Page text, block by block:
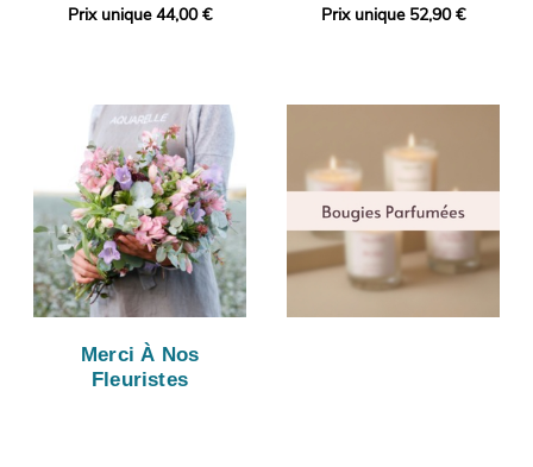
Prix unique 44,00 € Prix unique 52,90 €
Merci À Nos
Fleuristes